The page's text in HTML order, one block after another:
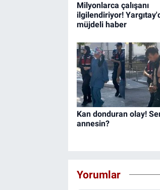
Milyonlarca çalışanı
ilgilendiriyor!
müjdeli haber
Kan donduran olay!
annesin?
Yorumlar